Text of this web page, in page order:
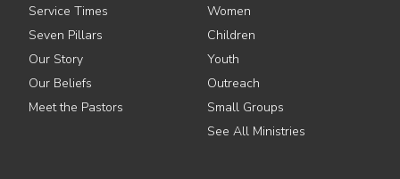
Service Times
Seven Pillars
Our Story
Our Beliefs
Meet the Pastors
Women
Children
Youth
Outreach
Small Groups
See All Ministries